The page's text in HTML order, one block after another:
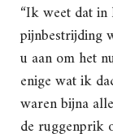
“Ik weet dat in
pijnbestrijding
u aan om het
enige wat ik
waren bijna
de ruggenprik